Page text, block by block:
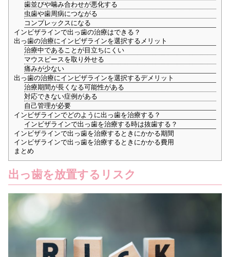
歯並びや噛み合わせが悪化する
虫歯や歯周病につながる
コンプレックスになる
インビザラインで出っ歯の治療はできる？
出っ歯の治療にインビザラインを選択するメリット
治療中であることが目立ちにくい
マウスピースを取り外せる
痛みが少ない
出っ歯の治療にインビザラインを選択するデメリット
治療期間が長くなる可能性がある
対応できない症例がある
自己管理が必要
インビザラインでどのように出っ歯を治療する？
インビザラインで出っ歯を治療する時は抜歯する？
インビザラインで出っ歯を治療するときにかかる期間
インビザラインで出っ歯を治療するときにかかる費用
まとめ
出っ歯を放置するリスク